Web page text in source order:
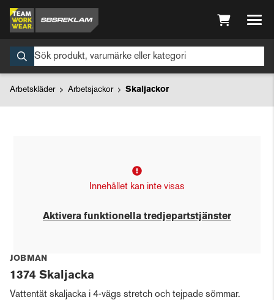
Arbetskläder Arbetsjackor Skaljackor
Innehållet kan inte visas
Aktivera funktionella tredjepartstjänster
JOBMAN
1374 Skaljacka
Vattentät skaljacka i 4-vägs stretch och tejpade sömmar.